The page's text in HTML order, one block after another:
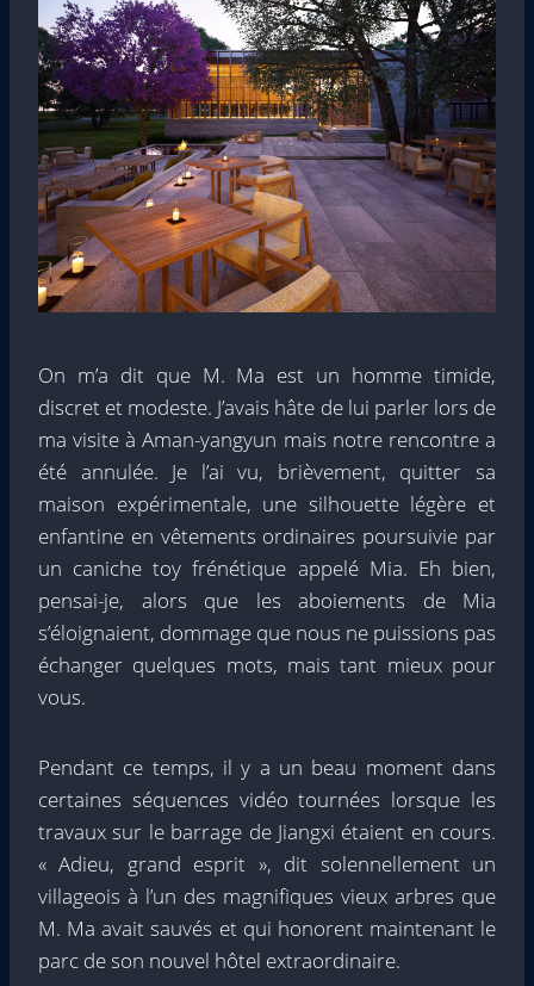
On m’a dit que M. Ma est un homme timide,
discret et modeste. J’avais hâte de lui parler lors de
ma visite à Aman-yangyun mais notre rencontre a
été annulée. Je l’ai vu, brièvement, quitter sa
maison expérimentale, une silhouette légère et
enfantine en vêtements ordinaires poursuivie par
un caniche toy frénétique appelé Mia. Eh bien,
pensai-je, alors que les aboiements de Mia
s’éloignaient, dommage que nous ne puissions pas
échanger quelques mots, mais tant mieux pour
vous.
Pendant ce temps, il y a un beau moment dans
certaines séquences vidéo tournées lorsque les
travaux sur le barrage de Jiangxi étaient en cours.
« Adieu, grand esprit », dit solennellement un
villageois à l’un des magnifiques vieux arbres que
M. Ma avait sauvés et qui honorent maintenant le
parc de son nouvel hôtel extraordinaire.